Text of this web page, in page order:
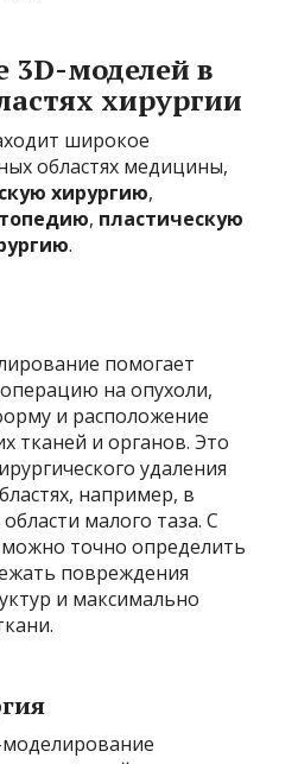
моделей в
хирургии
широкое
областях медицины,
хирургию,
, пластическую
.
помогает
на опухоли,
и расположение
тканей и органов. Это
удаления
например, в
малого таза. С
точно определить
повреждения
и максимально